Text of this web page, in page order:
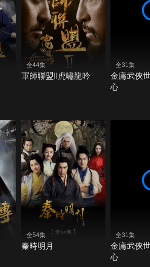
全44集
軍師聯盟II虎嘯龍吟
全31集
金庸武俠
心
全54集
秦時明月
全31集
金庸武俠
心